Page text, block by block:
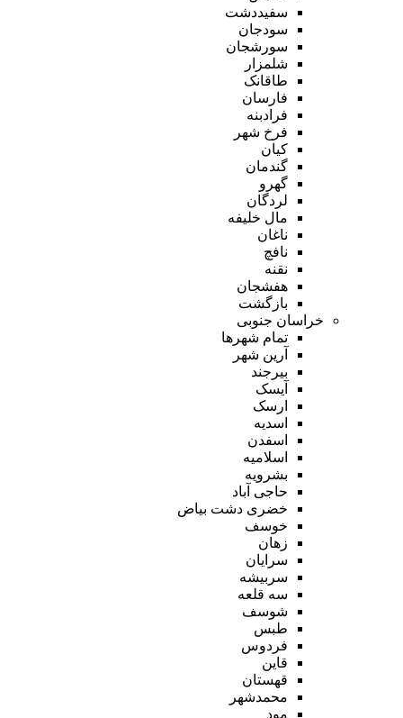
سفیددشت
سودجان
سورشجان
شلمزار
طاقانک
فارسان
فرادبنه
فرخ شهر
کیان
گندمان
گهرو
لردگان
مال خلیفه
ناغان
نافچ
نقنه
هفشجان
بازگشت
خراسان جنوبی
تمام شهر‌ها
آرین شهر
بیرجند
آیسک
ارسک
اسدیه
اسفدن
اسلامیه
بشرویه
حاجی آباد
خضری دشت بیاض
خوسف
زهان
سرایان
سربیشه
سه قلعه
شوسف
طبس
فردوس
قاین
قهستان
محمدشهر
مود